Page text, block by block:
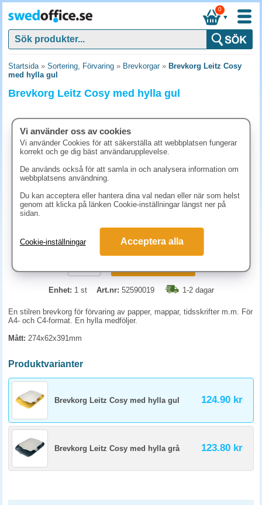
▼
0
Startsida» Sortering, Förvaring » Brevkorgar» Brevkorg Leitz Cosy
med hylla gul
Brevkorg Leitz Cosy med hylla gul
124.90 kr (inkl. moms)
Enhet: 1 st Art.nr: 52590019 1-2 dagar
En stilren brevkorg för förvaring av papper, mappar, tidsskrifter m.m. För
A4- och C4-format. En hylla medföljer.
Mått: 274x62x391mm
Produktvarianter
Brevkorg Leitz Cosy med hylla gul 124.90 kr
Brevkorg Leitz Cosy med hylla grå 123.80 kr
Vi använder oss av cookies
Vi använder Cookies för att säkerställa att webbplatsen fungerar
korrekt och ge dig bäst användarupplevelse.
De används också för att samla in och analysera information om
webbplatsens användning.
Du kan acceptera eller hantera dina val nedan eller när som helst
genom att klicka på länken Cookie-inställningar längst ner på
sidan.
Cookie-inställningar Acceptera alla